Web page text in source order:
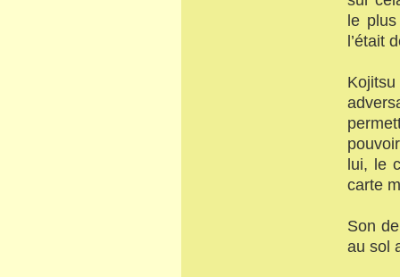
le
l’était
lui, le
carte
Son
au sol